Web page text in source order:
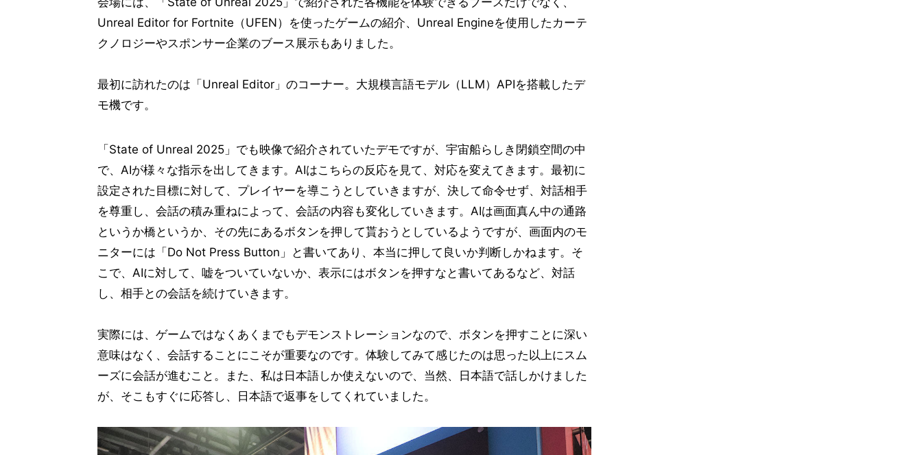
Unreal Editor for Fortnite（UFEN）を使ったゲームの紹介、Unreal Engineを使用したカーテ
クノロジーやスポンサー企業のブース展示もありました。
最初に訪れたのは「Unreal Editor」のコーナー。大規模言語モデル（LLM）APIを搭載したデ
モ機です。
「State of Unreal 2025」でも映像で紹介されていたデモですが、宇宙船らしき閉鎖空間の中
で、AIが様々な指示を出してきます。AIはこちらの反応を見て、対応を変えてきます。最初に
設定された目標に対して、プレイヤーを導こうとしていきますが、決して命令せず、対話相手
を尊重し、会話の積み重ねによって、会話の内容も変化していきます。AIは画面真ん中の通路
というか橋というか、その先にあるボタンを押して貰おうとしているようですが、画面内のモ
ニターには「Do Not Press Button」と書いてあり、本当に押して良いか判断しかねます。そ
こで、AIに対して、嘘をついていないか、表示にはボタンを押すなと書いてあるなど、対話
し、相手との会話を続けていきます。
実際には、ゲームではなくあくまでもデモンストレーションなので、ボタンを押すことに深い
意味はなく、会話することにこそが重要なのです。体験してみて感じたのは思った以上にスム
ーズに会話が進むこと。また、私は日本語しか使えないので、当然、日本語で話しかけました
が、そこもすぐに応答し、日本語で返事をしてくれていました。